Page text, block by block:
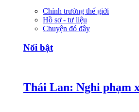
Chính trường thế giới
Hồ sơ - tư liệu
Chuyện đó đây
Nổi bật
Thái Lan: Nghi phạm